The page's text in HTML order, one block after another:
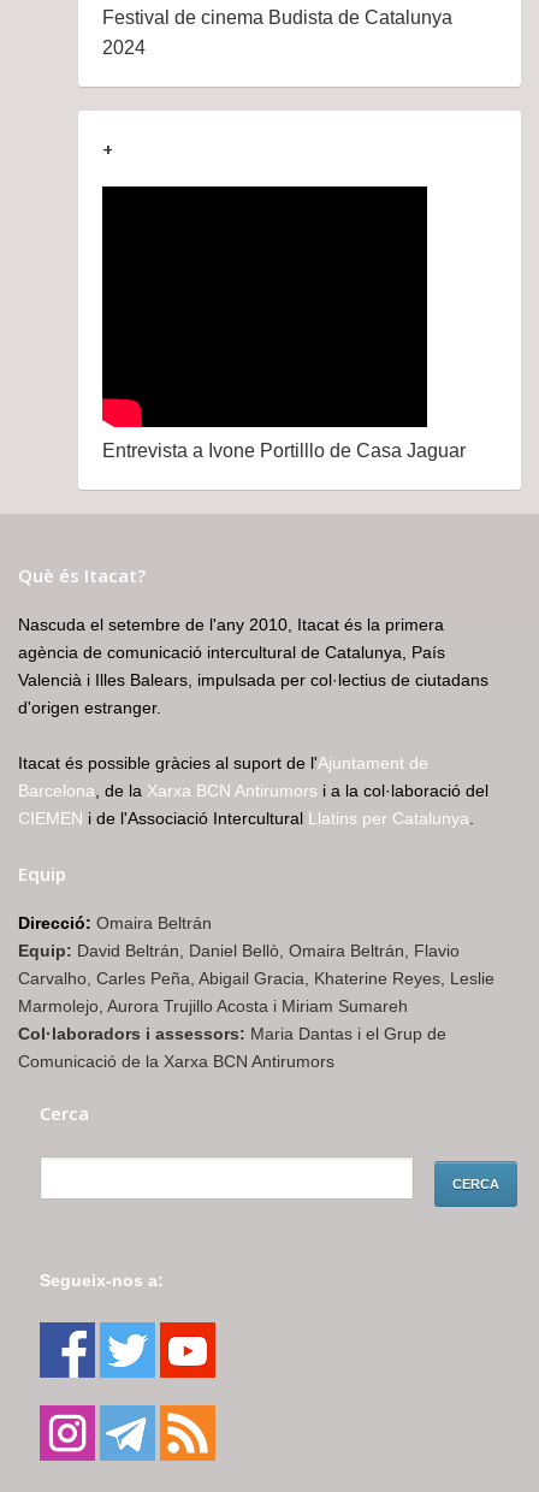
Festival de cinema Budista de Catalunya
2024
+
Entrevista a Ivone Portilllo de Casa Jaguar
Què és Itacat?
Nascuda el setembre de l'any 2010, Itacat és la primera
agència de comunicació intercultural de Catalunya, País
Valencià i Illes Balears, impulsada per col·lectius de ciutadans
d'origen estranger.
Itacat és possible gràcies al suport de l'Ajuntament de
Barcelona , de la Xarxa BCN Antirumors i a la col·laboració del
CIEMEN i de l'Associació Intercultural Llatins per Catalunya
Equip
Direcció: Omaira Beltrán
Equip: David Beltrán, Daniel Bellò, Omaira Beltrán, Flavio
Carvalho, Carles Peña, Abigail Gracia, Khaterine Reyes, Leslie
Marmolejo, Aurora Trujillo Acosta i Miriam Sumareh
Col·laboradors i assessors: Maria Dantas i el Grup de
Comunicació de la Xarxa BCN Antirumors
Cerca
Segueix-nos a: